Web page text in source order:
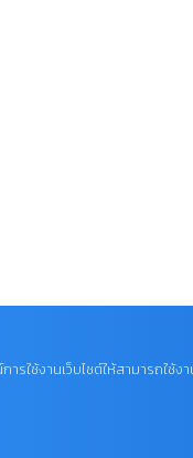
ารใช้งานเว็บไซต์ให้สามารถ